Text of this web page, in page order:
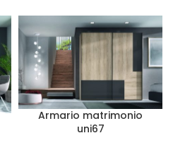
Armario matrimonio
uni67